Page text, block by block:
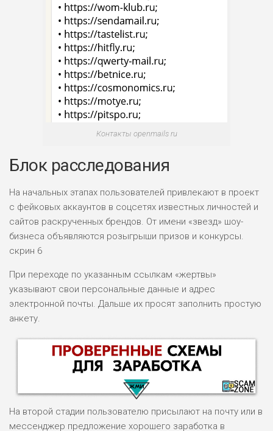
Контакты openmails ru
Блок расследования
На начальных этапах пользователей привлекают в проект
с фейковых аккаунтов в соцсетях известных личностей и
сайтов раскрученных брендов. От имени «звезд» шоу-
бизнеса объявляются розыгрыши призов и конкурсы.
скрин 6
При переходе по указанным ссылкам «жертвы»
указывают свои персональные данные и адрес
электронной почты. Дальше их просят заполнить простую
анкету.
На второй стадии пользователю присылают на почту или в
мессенджер предложение хорошего заработка в